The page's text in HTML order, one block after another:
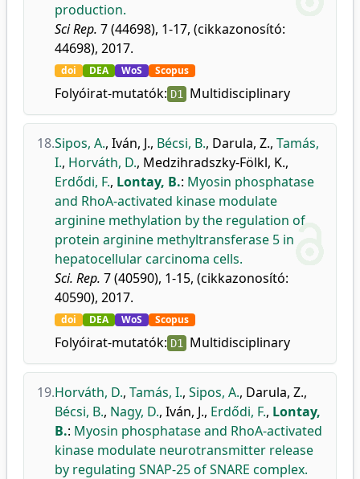
production.
Sci Rep. 7 (44698), 1-17, (cikkazonosító:
44698), 2017.
doi DEA WoS Scopus
Folyóirat-mutatók: D1 Multidisciplinary
18.Sipos, A., Iván, J., Bécsi, B., Darula, Z., Tamás,
I., Horváth, D., Medzihradszky-Fölkl, K.,
Erdődi, F., Lontay, B.: Myosin phosphatase
and RhoA-activated kinase modulate
arginine methylation by the regulation of
protein arginine methyltransferase 5 in
hepatocellular carcinoma cells.
Sci. Rep. 7 (40590), 1-15, (cikkazonosító:
40590), 2017.
doi DEA WoS Scopus
Folyóirat-mutatók: D1 Multidisciplinary
19.Horváth, D., Tamás, I., Sipos, A., Darula, Z.,
Bécsi, B., Nagy, D., Iván, J., Erdődi, F., Lontay,
B.: Myosin phosphatase and RhoA-activated
kinase modulate neurotransmitter release
by regulating SNAP-25 of SNARE complex.